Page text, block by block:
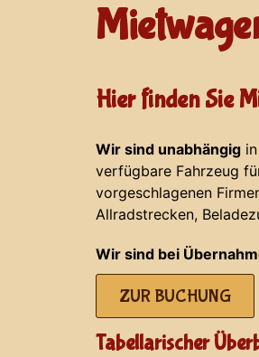
Hier finden Sie
Wir sind unabhängig
verfügbare Fahrzeug
vorgeschlagenen
Allradstrecken,
Wir sind bei
ZUR BUCHUNG
Tabellarischer